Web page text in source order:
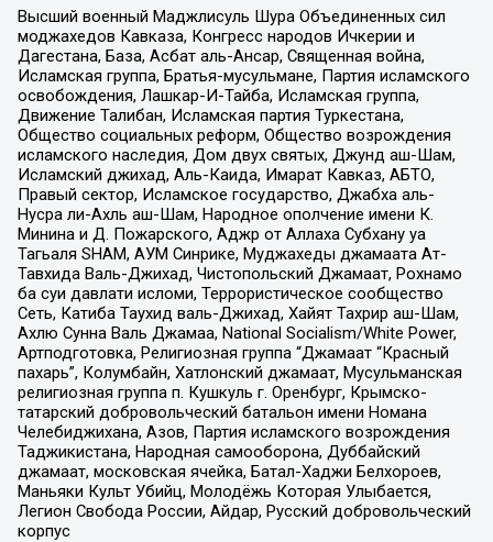
Высший военный Маджлисуль Шура Объединенных сил
моджахедов Кавказа, Конгресс народов Ичкерии и
Дагестана, База, Асбат аль-Ансар, Священная война,
Исламская группа, Братья-мусульмане, Партия исламского
освобождения, Лашкар-И-Тайба, Исламская группа,
Движение Талибан, Исламская партия Туркестана,
Общество социальных реформ, Общество возрождения
исламского наследия, Дом двух святых, Джунд аш-Шам,
Исламский джихад, Аль-Каида, Имарат Кавказ, АБТО,
Правый сектор, Исламское государство, Джабха аль-
Нусра ли-Ахль аш-Шам, Народное ополчение имени К.
Минина и Д. Пожарского, Аджр от Аллаха Субхану уа
Тагьаля SHAM, АУМ Синрике, Муджахеды джамаата Ат-
Тавхида Валь-Джихад, Чистопольский Джамаат, Рохнамо
ба суи давлати исломи, Террористическое сообщество
Сеть, Катиба Таухид валь-Джихад, Хайят Тахрир аш-Шам,
Ахлю Сунна Валь Джамаа, National Socialism/White Power,
Артподготовка, Религиозная группа “Джамаат “Красный
пахарь”, Колумбайн, Хатлонский джамаат, Мусульманская
религиозная группа п. Кушкуль г. Оренбург, Крымско-
татарский добровольческий батальон имени Номана
Челебиджихана, Азов, Партия исламского возрождения
Таджикистана, Народная самооборона, Дуббайский
джамаат, московская ячейка, Батал-Хаджи Белхороев,
Маньяки Культ Убийц, Молодёжь Которая Улыбается,
Легион Свобода России, Айдар, Русский добровольческий
корпус